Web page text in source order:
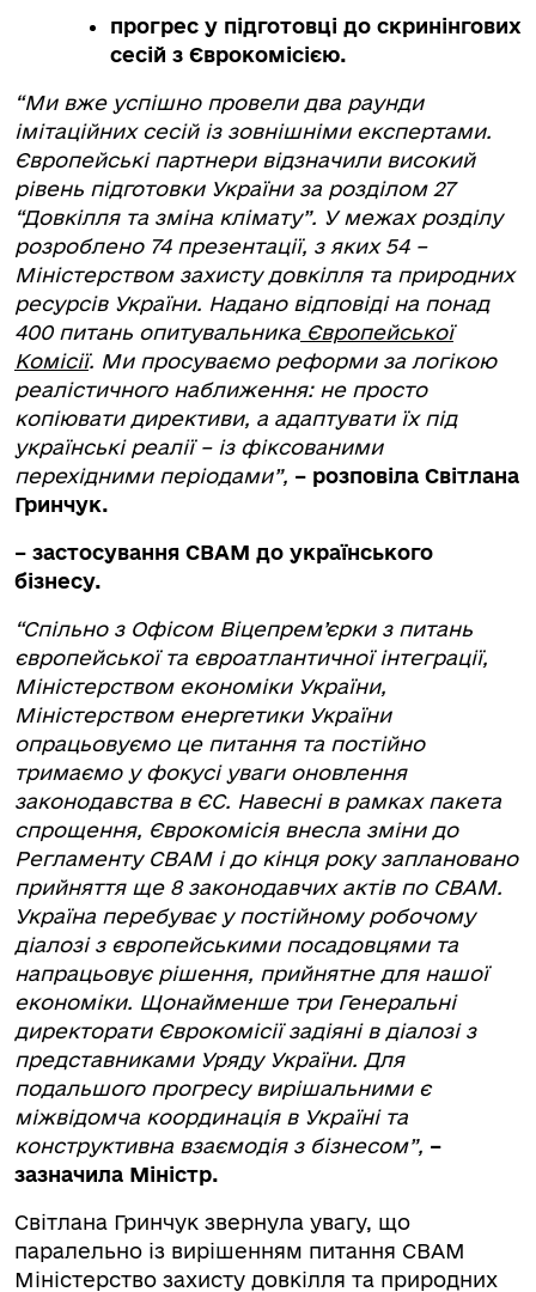
прогрес у підготовці до скринінгових
сесій з Єврокомісією.
“Ми вже успішно провели два раунди
імітаційних сесій із зовнішніми експертами.
Європейські партнери відзначили високий
рівень підготовки України за розділом 27
“Довкілля та зміна клімату”. У межах розділу
розроблено 74 презентації, з яких 54 –
Міністерством захисту довкілля та природних
ресурсів України. Надано відповіді на понад
400 питань опитувальника Європейської
Комісії. Ми просуваємо реформи за логікою
реалістичного наближення: не просто
копіювати директиви, а адаптувати їх під
українські реалії – із фіксованими
перехідними періодами”, – розповіла Світлана
Гринчук.
– застосування СВАМ до українського
бізнесу.
“Спільно з Офісом Віцепрем’єрки з питань
європейської та євроатлантичної інтеграції,
Міністерством економіки України,
Міністерством енергетики України
опрацьовуємо це питання та постійно
тримаємо у фокусі уваги оновлення
законодавства в ЄС. Навесні в рамках пакета
спрощення, Єврокомісія внесла зміни до
Регламенту CBAM і до кінця року заплановано
прийняття ще 8 законодавчих актів по CBAM.
Україна перебуває у постійному робочому
діалозі з європейськими посадовцями та
напрацьовує рішення, прийнятне для нашої
економіки. Щонайменше три Генеральні
директорати Єврокомісії задіяні в діалозі з
представниками Уряду України. Для
подальшого прогресу вирішальними є
міжвідомча координація в Україні та
конструктивна взаємодія з бізнесом”, –
зазначила Міністр.
Світлана Гринчук звернула увагу, що
паралельно із вирішенням питання СВАМ
Міністерство захисту довкілля та природних